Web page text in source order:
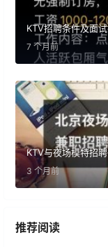
KTV招聘条件及面
7 个月前
KTV与夜场模特招
3 个月前
推荐阅读